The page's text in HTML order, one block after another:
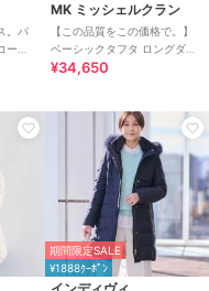
。パ
ー
MK ミッシェルクラン
【この品質をこの価格で。】
ベーシックタフタ ロングダウ
ンコート/撥水加工
¥34,650
期間限定SALE
¥1888ｸｰﾎﾟﾝ
インディヴィ